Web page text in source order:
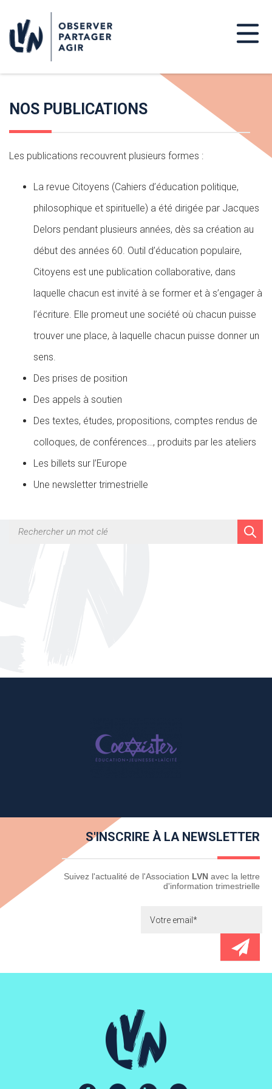
NOS PUBLICATIONS
Les publications recouvrent plusieurs formes :
La revue Citoyens (Cahiers d’éducation politique,
philosophique et spirituelle) a été dirigée par Jacques
Delors pendant plusieurs années, dès sa création au
début des années 60. Outil d’éducation populaire,
Citoyens est une publication collaborative, dans
laquelle chacun est invité à se former et à s’engager à
l’écriture. Elle promeut une société où chacun puisse
trouver une place, à laquelle chacun puisse donner un
sens.
Des prises de position
Des appels à soutien
Des textes, études, propositions, comptes rendus de
colloques, de conférences…, produits par les ateliers
Les billets sur l’Europe
Une newsletter trimestrielle
S'INSCRIRE À LA NEWSLETTER
Newsletter Suivez l'actualité de l'Association LVN avec la lettre
d'information trimestrielle